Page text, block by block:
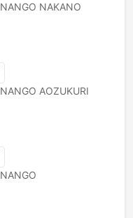
NANGO NAKANO
NANGO AOZUKURI
NANGO